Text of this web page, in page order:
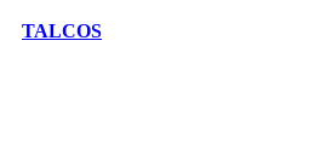
TALCOS